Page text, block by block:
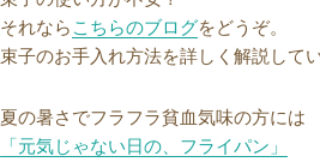
それなら こちらのブログをどうぞ。
束子のお手入れ方法を詳しく解説して
夏の暑さでフラフラ貧血気味の方には
「元気じゃない日の、フライパン」